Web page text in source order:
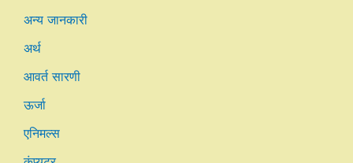
अन्य जानकारी
अर्थ
आवर्त सारणी
ऊर्जा
एनिमल्स